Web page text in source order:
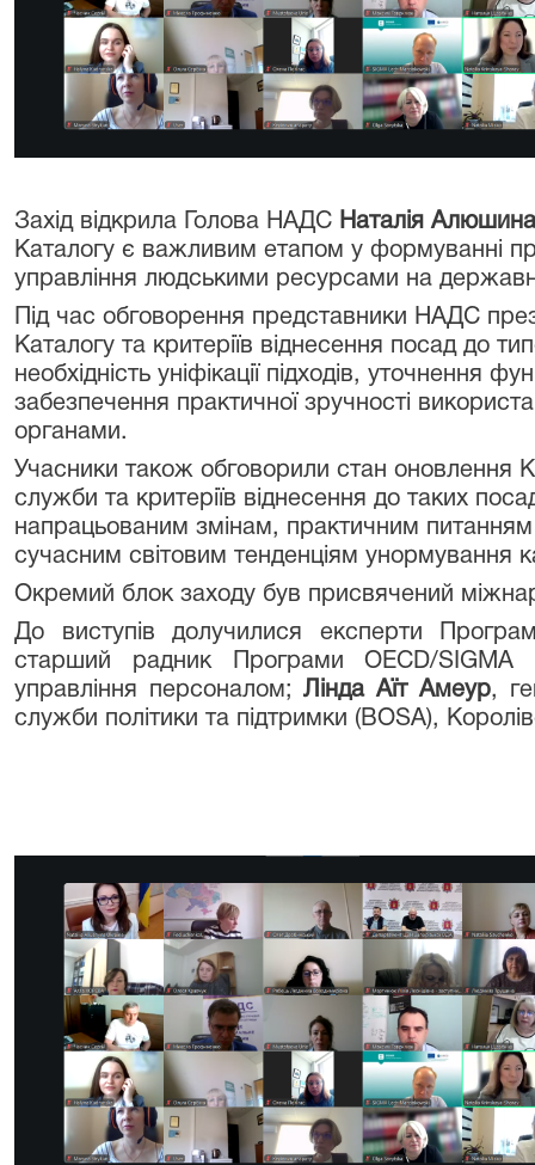
Захід відкрила Голова НАДС Наталія
Каталогу є важливим етапом у формуванні
управління людськими ресурсами на
Під час обговорення представники НАДС
Каталогу та критеріїв віднесення посад до
необхідність уніфікації підходів, уточнення
забезпечення практичної зручності
органами.
Учасники також обговорили стан оновлення
служби та критеріїв віднесення до таких
напрацьованим змінам, практичним
сучасним світовим тенденціям унормування
Окремий блок заходу був присвячений
До виступів долучилися експерти
старший радник Програми OECD/
управління персоналом;Лінда Аїт Амеур,
служби політики та підтримки (BOSA),